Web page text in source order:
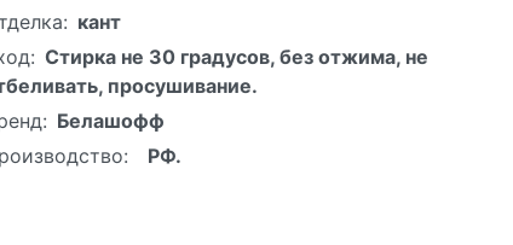
кант
Стирка не 30 градусов, без отжима, не
просушивание.
Белашофф
РФ.